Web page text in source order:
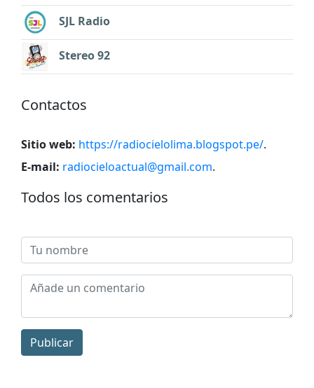
SJL Radio
Stereo 92
Contactos
Sitio web: https://radiocielolima.blogspot.pe/.
E-mail: radiocieloactual@gmail.com.
Todos los comentarios
Publicar